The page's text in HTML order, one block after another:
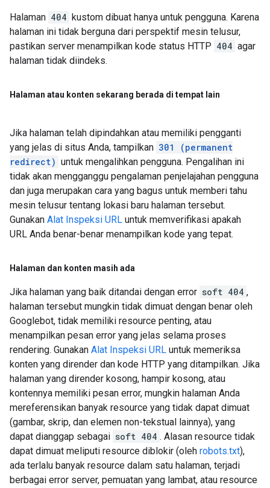
Halaman 404 kustom dibuat hanya untuk pengguna. Karena
halaman ini tidak berguna dari perspektif mesin telusur,
pastikan server menampilkan kode status HTTP 404 agar
halaman tidak diindeks.
Halaman atau konten sekarang berada di tempat lain
Jika halaman telah dipindahkan atau memiliki pengganti
yang jelas di situs Anda, tampilkan 301 (permanent
redirect) untuk mengalihkan pengguna. Pengalihan ini
tidak akan mengganggu pengalaman penjelajahan pengguna
dan juga merupakan cara yang bagus untuk memberi tahu
mesin telusur tentang lokasi baru halaman tersebut.
Gunakan Alat Inspeksi URL untuk memverifikasi apakah
URL Anda benar-benar menampilkan kode yang tepat.
Halaman dan konten masih ada
Jika halaman yang baik ditandai dengan error soft 404 ,
halaman tersebut mungkin tidak dimuat dengan benar oleh
Googlebot, tidak memiliki resource penting, atau
menampilkan pesan error yang jelas selama proses
rendering. Gunakan Alat Inspeksi URL untuk memeriksa
konten yang dirender dan kode HTTP yang ditampilkan. Jika
halaman yang dirender kosong, hampir kosong, atau
kontennya memiliki pesan error, mungkin halaman Anda
mereferensikan banyak resource yang tidak dapat dimuat
(gambar, skrip, dan elemen non-tekstual lainnya), yang
dapat dianggap sebagai soft 404 . Alasan resource tidak
dapat dimuat meliputi resource diblokir (oleh robots.txt),
ada terlalu banyak resource dalam satu halaman, terjadi
berbagai error server, pemuatan yang lambat, atau resource